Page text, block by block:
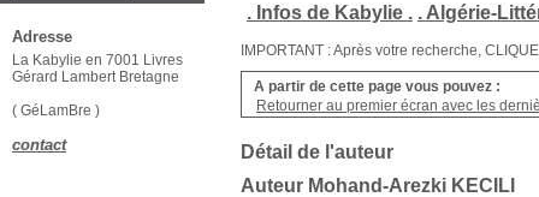
. Infos de Kabylie . . Algérie-
IMPORTANT : Après votre recherche,
A partir de cette page vous pouvez :
Retourner au premier écran avec les
Détail de l'auteur
Auteur Mohand-Arezki KECILI
Adresse
La Kabylie en 7001 Livres
Gérard Lambert Bretagne
( GéLamBre )
contact